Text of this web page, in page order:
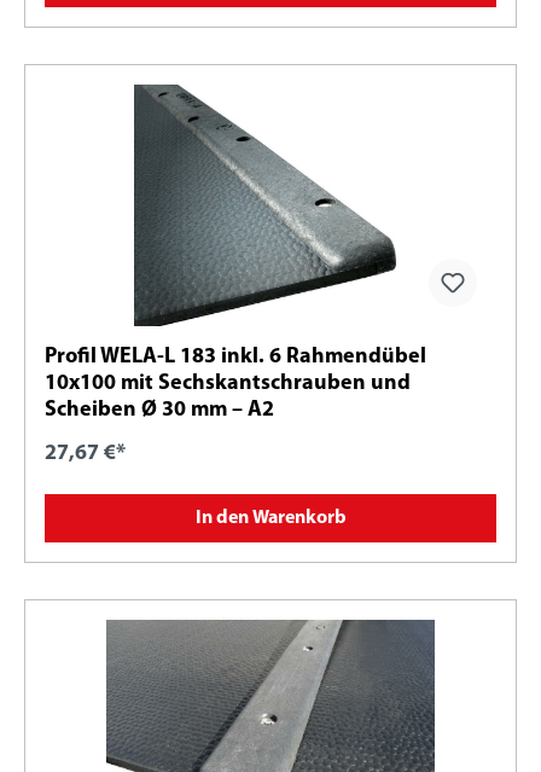
Profil WELA-L 183 inkl. 6 Rahmendübel
10x100 mit Sechskantschrauben und
Scheiben Ø 30 mm – A2
27,67 €*
In den Warenkorb